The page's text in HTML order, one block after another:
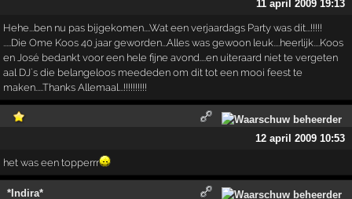
12 april 2009 10:53
het was een topperrr
*Indira*
12 april 2009 19:47
Wat een feest zeg!!!! GEWELDIG gewoon!!! Heerlijk staan dansen
voor jullie
12 april 2009 21:14